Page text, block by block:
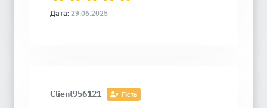
Дата: 29.06.2025
Client956121 Гість